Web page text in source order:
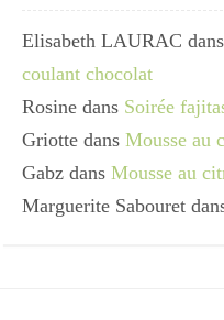
Elisabeth LAURAC dans
coulant chocolat
Rosine dans Soirée
Griotte dans Mousse au
Gabz dans Mousse au
Marguerite Sabouret